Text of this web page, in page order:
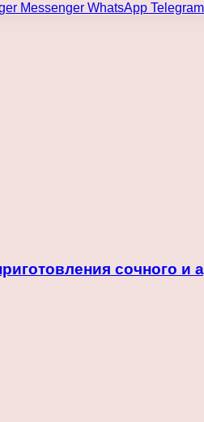
Messenger WhatsApp Telegram
сочного и